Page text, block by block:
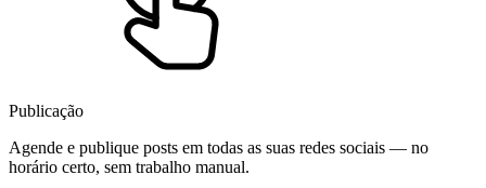
Publicação
Agende e publique posts em todas as suas redes sociais — no
horário certo, sem trabalho manual.